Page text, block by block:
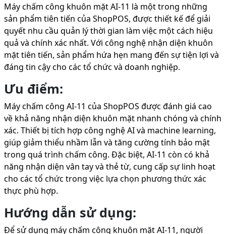
Máy chấm công khuôn mặt AI-11 là một trong những
sản phẩm tiên tiến của ShopPOS, được thiết kế để giải
quyết nhu cầu quản lý thời gian làm việc một cách hiệu
quả và chính xác nhất. Với công nghệ nhận diện khuôn
mặt tiên tiến, sản phẩm hứa hẹn mang đến sự tiện lợi và
đáng tin cậy cho các tổ chức và doanh nghiệp.
Ưu điểm:
Máy chấm công AI-11 của ShopPOS được đánh giá cao
về khả năng nhận diện khuôn mặt nhanh chóng và chính
xác. Thiết bị tích hợp công nghệ AI và machine learning,
giúp giảm thiểu nhầm lẫn và tăng cường tính bảo mật
trong quá trình chấm công. Đặc biệt, AI-11 còn có khả
năng nhận diện vân tay và thẻ từ, cung cấp sự linh hoạt
cho các tổ chức trong việc lựa chọn phương thức xác
thực phù hợp.
Hướng dẫn sử dụng:
Để sử dụng máy chấm công khuôn mặt AI-11, người